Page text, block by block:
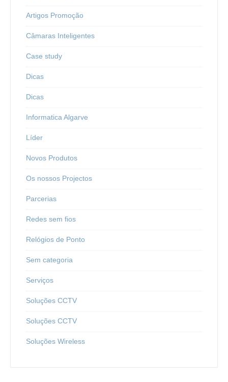
Artigos Promoção
Câmaras Inteligentes
Case study
Dicas
Dicas
Informatica Algarve
Líder
Novos Produtos
Os nossos Projectos
Parcerias
Redes sem fios
Relógios de Ponto
Sem categoria
Serviços
Soluções CCTV
Soluções CCTV
Soluções Wireless